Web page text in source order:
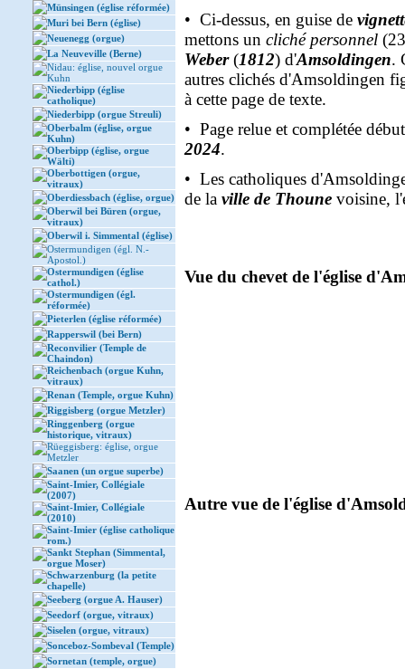
Münsingen (église réformée)
Muri bei Bern (église)
Neuenegg (orgue)
La Neuveville (Berne)
Nidau: église, nouvel orgue
Kuhn
Niederbipp (église
catholique)
Niederbipp (orgue Streuli)
Oberbalm (église, orgue
Kuhn)
Oberbipp (église, orgue
Wälti)
Oberbottigen (orgue,
vitraux)
Oberdiessbach (église, orgue)
Oberwil bei Büren (orgue,
vitraux)
Oberwil i. Simmental (église)
Ostermundigen (égl. N.-
Apostol.)
Ostermundigen (église
cathol.)
Ostermundigen (égl.
réformée)
Pieterlen (église réformée)
Rapperswil (bei Bern)
Reconvilier (Temple de
Chaindon)
Reichenbach (orgue Kuhn,
vitraux)
Renan (Temple, orgue Kuhn)
Riggisberg (orgue Metzler)
Ringgenberg (orgue
historique, vitraux)
Rüeggisberg: église, orgue
Metzler
Saanen (un orgue superbe)
Saint-Imier, Collégiale
(2007)
Saint-Imier, Collégiale
(2010)
Saint-Imier (église catholique
rom.)
Sankt Stephan (Simmental,
orgue Moser)
Schwarzenburg (la petite
chapelle)
Seeberg (orgue A. Hauser)
Seedorf (orgue, vitraux)
Siselen (orgue, vitraux)
Sonceboz-Sombeval (Temple)
Sornetan (temple, orgue)
• Ci-dessus, en guise de
mettons un cliché personnel
Weber(1812) d'Amsoldingen.
autres clichés d'Amsoldingen
à cette page de texte.
• Page relue et complétée
2024.
• Les catholiques
de la ville de Thoune voisine,
Vue du chevet de l'église
Autre vue de l'église